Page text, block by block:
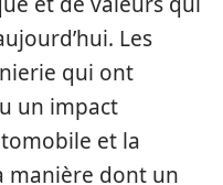
Les
qui ont
un impact
et la
manière dont un